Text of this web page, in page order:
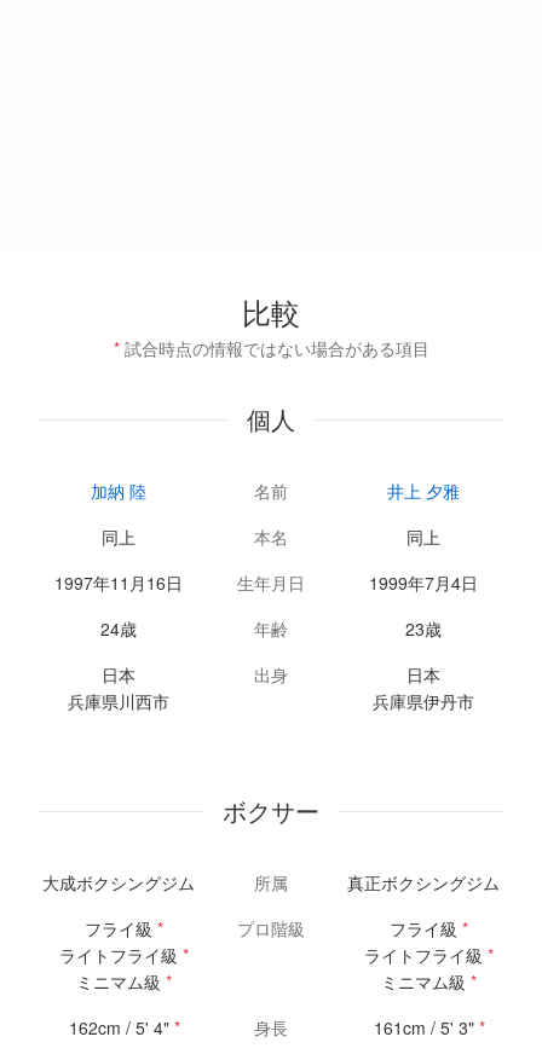
比較
* 試合時点の情報ではない場合がある項目
個人
加納 陸 名前
井上 夕雅
同上
本名
同上
1997年11月16日
生年月日
1999年7月4日
24歳
年齢
23歳
日本
兵庫県川西市
出身
日本
兵庫県伊丹市
ボクサー
大成ボクシングジム 所属
真正ボクシングジム
フライ級 *
ライトフライ級 *
ミニマム級 *
プロ階級 フライ級 *
ライトフライ級 *
ミニマム級 *
162cm / 5' 4" * 身長 161cm / 5' 3" *